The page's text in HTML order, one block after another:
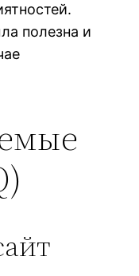
полезна и